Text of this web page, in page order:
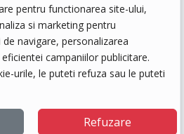
pentru functionarea site-ului,
si marketing pentru
navigare, personalizarea
campaniilor publicitare.
urile, le puteti refuza sau le puteti
Refuzare